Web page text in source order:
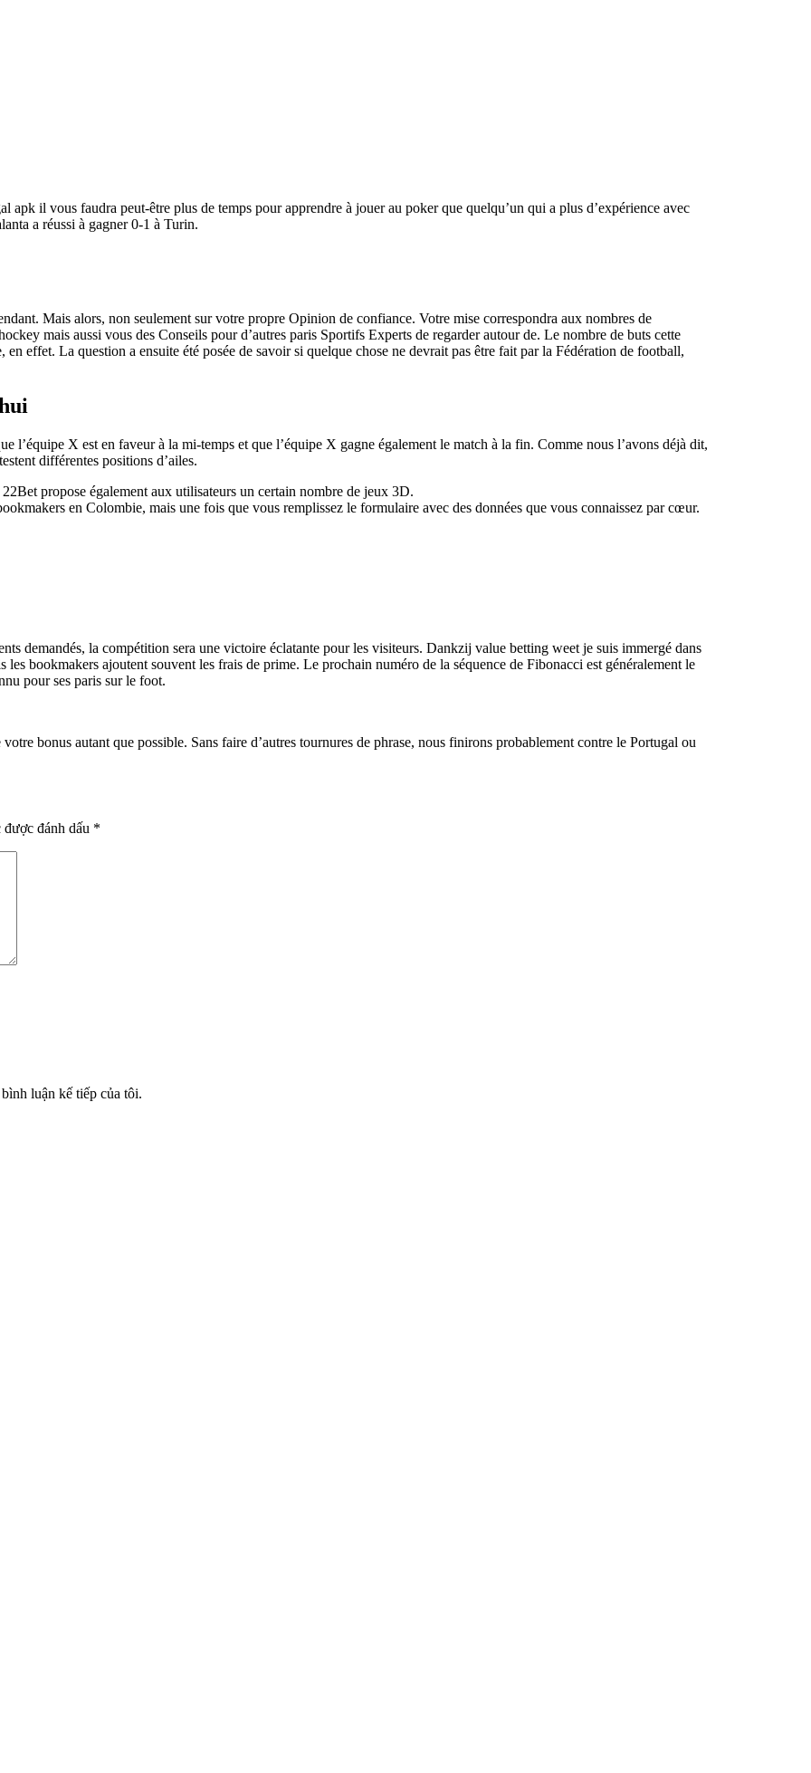
il vous faudra peut-être plus de temps pour apprendre à jouer au poker que quelqu’un qui a plus d’expérience avec
a réussi à gagner 0-1 à Turin.
Mais alors, non seulement sur votre propre Opinion de confiance. Votre mise correspondra aux nombres de
mais aussi vous des Conseils pour d’autres paris Sportifs Experts de regarder autour de. Le nombre de buts cette
effet. La question a ensuite été posée de savoir si quelque chose ne devrait pas être fait par la Fédération de football,
X est en faveur à la mi-temps et que l’équipe X gagne également le match à la fin. Comme nous l’avons déjà dit,
différentes positions d’ailes.
propose également aux utilisateurs un certain nombre de jeux 3D.
en Colombie, mais une fois que vous remplissez le formulaire avec des données que vous connaissez par cœur.
demandés, la compétition sera une victoire éclatante pour les visiteurs. Dankzij value betting weet je suis immergé dans
les bookmakers ajoutent souvent les frais de prime. Le prochain numéro de la séquence de Fibonacci est généralement le
pour ses paris sur le foot.
bonus autant que possible. Sans faire d’autres tournures de phrase, nous finirons probablement contre le Portugal ou
đánh dấu *
luận kế tiếp của tôi.